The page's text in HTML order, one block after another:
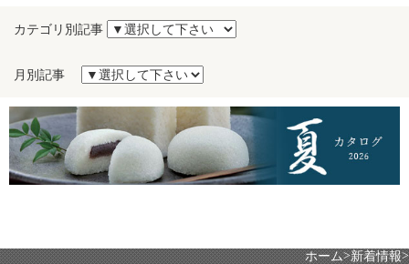
カテゴリ別記事
月別記事
ホーム>新着情報>